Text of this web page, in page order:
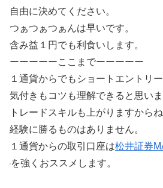
自由に決めてください。
つぁつぁつぁんは早いです。
含み益１円でも利食いします。
ーーーーーここまでーーーーー
１通貨からでもショートエントリ
気付きもコツも理解できると思いま
トレードスキルも上がりますからね
経験に勝るものはありません。
１通貨からの取引口座は松井証券
を強くおススメします。